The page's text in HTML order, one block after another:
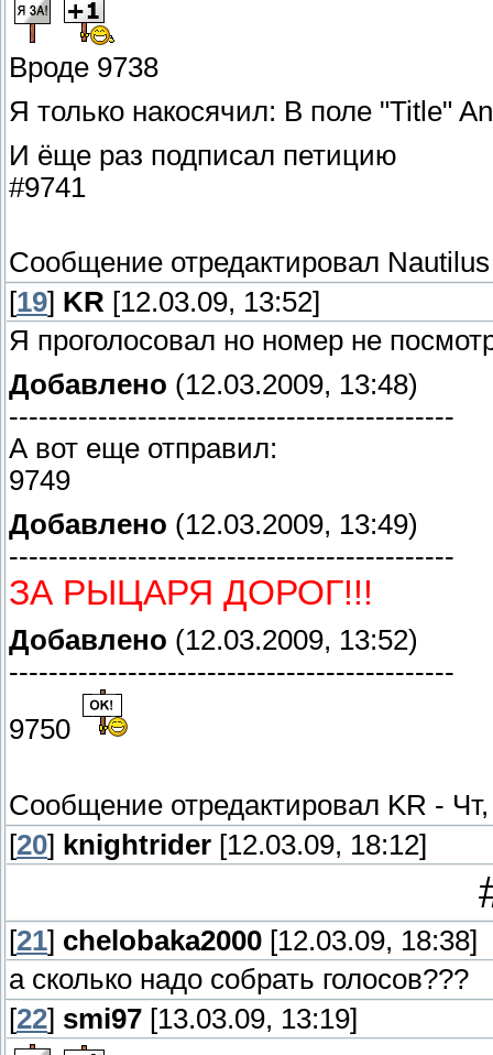
Вроде 9738
Я только накосячил: В поле "Title"
И ёще раз подписал петицию
#9741
Сообщение отредактировал Nautilus
[19] KR [12.03.09, 13:52]
Я проголосовал но номер не
Добавлено (12.03.2009, 13:48)
---------------------------------------------
А вот еще отправил:
9749
Добавлено (12.03.2009, 13:49)
---------------------------------------------
ЗА РЫЦАРЯ ДОРОГ!!!
Добавлено (12.03.2009, 13:52)
---------------------------------------------
9750
Сообщение отредактировал KR -
[20] knightrider [12.03.09, 18:12]
[21] chelobaka2000 [12.03.09, 18:38]
а сколько надо собрать голосов???
[22] smi97 [13.03.09, 13:19]